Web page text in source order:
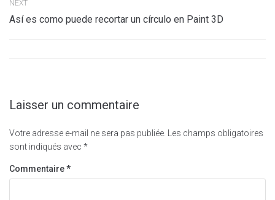
NEXT
Así es como puede recortar un círculo en Paint 3D
Laisser un commentaire
Votre adresse e-mail ne sera pas publiée.
Les champs obligatoires
sont indiqués avec *
Commentaire*